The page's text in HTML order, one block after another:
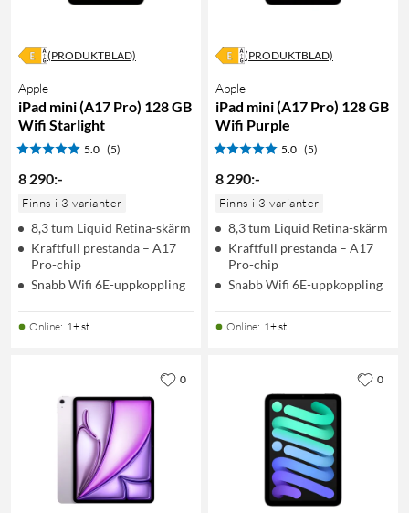
(PRODUKTBLAD)
Apple
iPad mini (A17 Pro) 128 GB
Wifi Starlight
5.0 (5)
8 290:-
Finns i 3 varianter
8,3 tum Liquid Retina-skärm
Kraftfull prestanda – A17
Pro-chip
Snabb Wifi 6E-uppkoppling
Online: 1+ st
(PRODUKTBLAD)
Apple
iPad mini (A17 Pro) 128 GB
Wifi Purple
5.0 (5)
8 290:-
Finns i 3 varianter
8,3 tum Liquid Retina-skärm
Kraftfull prestanda – A17
Pro-chip
Snabb Wifi 6E-uppkoppling
Online: 1+ st
0 0